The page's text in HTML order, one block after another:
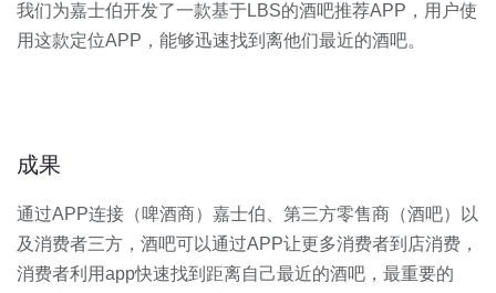
我们为嘉士伯开发了一款基于LBS的酒吧推荐APP，用户使
用这款定位APP，能够迅速找到离他们最近的酒吧。
成果
通过APP连接（啤酒商）嘉士伯、第三方零售商（酒吧）以
及消费者三方，酒吧可以通过APP让更多消费者到店消费，
消费者利用app快速找到距离自己最近的酒吧，最重要的